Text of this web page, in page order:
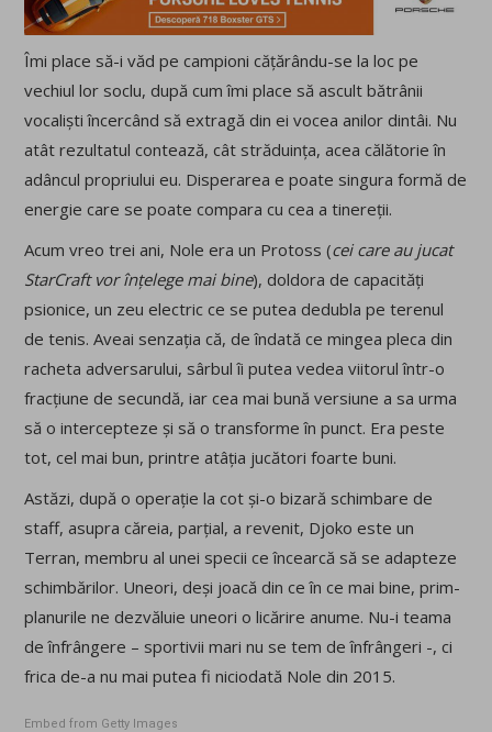
Îmi place să-i văd pe campioni cățărându-se la loc pe
vechiul lor soclu, după cum îmi place să ascult bătrânii
vocaliști încercând să extragă din ei vocea anilor dintâi. Nu
atât rezultatul contează, cât străduința, acea călătorie în
adâncul propriului eu. Disperarea e poate singura formă de
energie care se poate compara cu cea a tinereții.
Acum vreo trei ani, Nole era un Protoss (cei care au jucat
StarCraft vor înțelege mai bine), doldora de capacități
psionice, un zeu electric ce se putea dedubla pe terenul
de tenis. Aveai senzația că, de îndată ce mingea pleca din
racheta adversarului, sârbul îi putea vedea viitorul într-o
fracțiune de secundă, iar cea mai bună versiune a sa urma
să o intercepteze și să o transforme în punct. Era peste
tot, cel mai bun, printre atâția jucători foarte buni.
Astăzi, după o operație la cot și-o bizară schimbare de
staff, asupra căreia, parțial, a revenit, Djoko este un
Terran, membru al unei specii ce încearcă să se adapteze
schimbărilor. Uneori, deși joacă din ce în ce mai bine, prim-
planurile ne dezvăluie uneori o licărire anume. Nu-i teama
de înfrângere – sportivii mari nu se tem de înfrângeri -, ci
frica de-a nu mai putea fi niciodată Nole din 2015.
Embed from Getty Images